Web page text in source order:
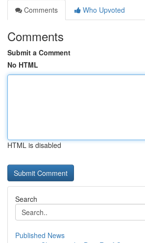
Comments
Who Upvoted
Comments
Submit a Comment
No HTML
HTML is disabled
Search
Published News